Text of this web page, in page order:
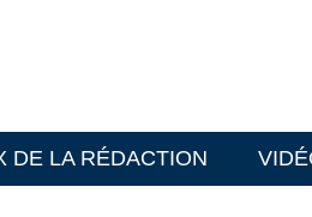
DE LA RÉDACTION